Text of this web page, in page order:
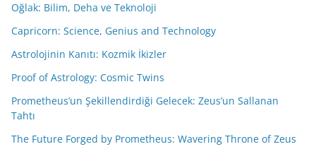
Oğlak: Bilim, Deha ve Teknoloji
Capricorn: Science, Genius and Technology
Astrolojinin Kanıtı: Kozmik İkizler
Proof of Astrology: Cosmic Twins
Prometheus’un Şekillendirdiği Gelecek: Zeus’un Sallanan
Tahtı
The Future Forged by Prometheus: Wavering Throne of Zeus